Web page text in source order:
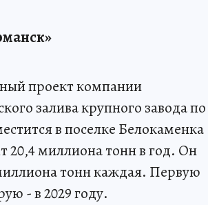
проект компании
залива крупного завода по
в поселке Белокаменка
20,4 миллиона тонн в год. Он
тонн каждая. Первую
- в 2029 году.